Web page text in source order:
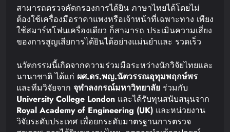
สามารถตรวจคัดกรองการได้ยิน ภาษาไทยได้โดยไม่
ต้องใช้เครื่องมือราคาแพงหรือเจ้าหน้าที่เฉพาะทาง เพียง
ใช้สมาร์ทโฟนเครื่องเดียว ก็สามารถ ประเมินความเสี่ยง
ของการสูญเสียการได้ยินได้อย่างแม่นยำและ รวดเร็ว
นวัตกรรมนี้เกิดจากความร่วมมือระหว่างนักวิจัยไทยและ
นานาชาติ ได้แก่ ผศ.ดร.พญ.นัตวรรณอุทุมพฤกษ์พร
และทีมวิจัยจาก จุฬาลงกรณ์มหาวิทยาลัย ร่วมกับ
University College London และได้รับทุนสนับสนุนจาก
Royal Academy of Engineering (UK) และหน่วยงาน
วิจัยระดับประเทศ เพื่อยกระดับมาตรฐานการตรวจ